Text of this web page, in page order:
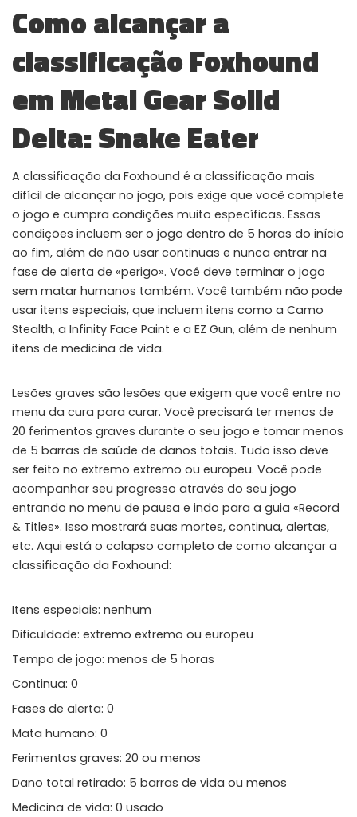
Limited-time game codes
Temporary download keys — grab them fast, they expire
Steam Games Giveaways
Global contests to win full Steam games & gift cards
Zero Ads • Zero Spam
No promotions, no junk — just pure gaming content
Instant Telegram Delivery
Everything arrives directly — faster than websites or email
Members-Only Content
Exclusive guides & secrets never published anywhere else
Global Community
Join gamers worldwide and get real-time alerts
Como alcançar a
classificação Foxhound
em Metal Gear Solid
Delta: Snake Eater
A classificação da Foxhound é a classificação mais
difícil de alcançar no jogo, pois exige que você complete
o jogo e cumpra condições muito específicas. Essas
condições incluem ser o jogo dentro de 5 horas do início
ao fim, além de não usar continuas e nunca entrar na
fase de alerta de «perigo». Você deve terminar o jogo
sem matar humanos também. Você também não pode
usar itens especiais, que incluem itens como a Camo
Stealth, a Infinity Face Paint e a EZ Gun, além de nenhum
itens de medicina de vida.
Lesões graves são lesões que exigem que você entre no
menu da cura para curar. Você precisará ter menos de
20 ferimentos graves durante o seu jogo e tomar menos
de 5 barras de saúde de danos totais. Tudo isso deve
ser feito no extremo extremo ou europeu. Você pode
acompanhar seu progresso através do seu jogo
entrando no menu de pausa e indo para a guia «Record
& Titles». Isso mostrará suas mortes, continua, alertas,
etc. Aqui está o colapso completo de como alcançar a
classificação da Foxhound:
Itens especiais: nenhum
Dificuldade: extremo extremo ou europeu
Tempo de jogo: menos de 5 horas
Continua: 0
Fases de alerta: 0
Mata humano: 0
Ferimentos graves: 20 ou menos
Dano total retirado: 5 barras de vida ou menos
Medicina de vida: 0 usado